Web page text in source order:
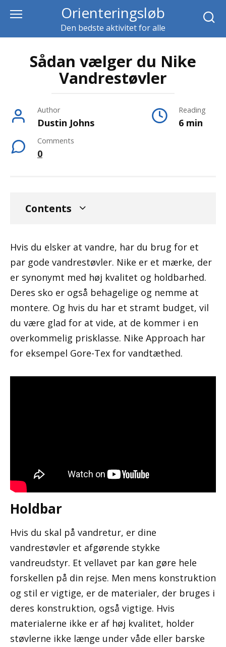
content
Orienteringsløb
Den bedste aktivitet for alle
Sådan vælger du Nike
Vandrestøvler
Author
Dustin Johns
Reading
6 min
Comments
0
Contents
Hvis du elsker at vandre, har du brug for et
par gode vandrestøvler. Nike er et mærke, der
er synonymt med høj kvalitet og holdbarhed.
Deres sko er også behagelige og nemme at
montere. Og hvis du har et stramt budget, vil
du være glad for at vide, at de kommer i en
overkommelig prisklasse. Nike Approach har
for eksempel Gore-Tex for vandtæthed.
Holdbar
Hvis du skal på vandretur, er dine
vandrestøvler et afgørende stykke
vandreudstyr. Et vellavet par kan gøre hele
forskellen på din rejse. Men mens konstruktion
og stil er vigtige, er de materialer, der bruges i
deres konstruktion, også vigtige. Hvis
materialerne ikke er af høj kvalitet, holder
støvlerne ikke længe under våde eller barske